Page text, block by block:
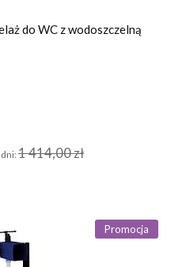
do WC z wodoszczelną
1 414,00 zł
Promocja